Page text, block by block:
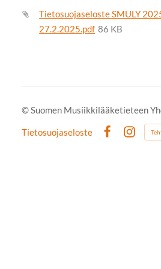
Tietosuojaseloste SMULY
27.2.2025.pdf 86 KB
©Suomen Musiikkilääketieteen
Tietosuojaseloste